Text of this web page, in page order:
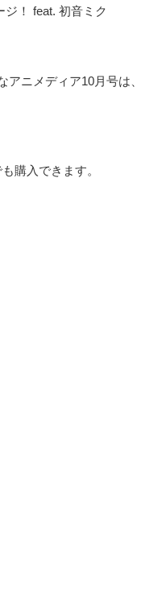
！ feat. 初音ミク
ニメディア10月号は、
購入できます。